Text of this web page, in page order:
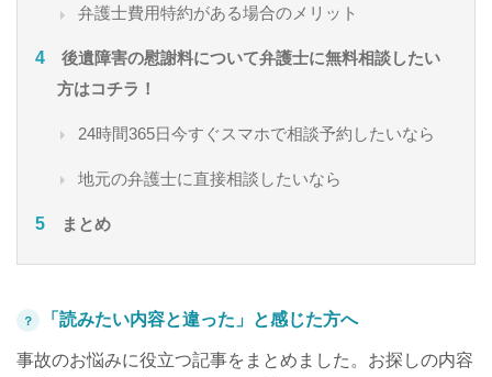
弁護士費用特約がある場合のメリット
後遺障害の慰謝料について弁護士に無料相談したい
方はコチラ！
24時間365日今すぐスマホで相談予約したいなら
地元の弁護士に直接相談したいなら
まとめ
？ 「読みたい内容と違った」と感じた方へ
事故のお悩みに役立つ記事をまとめました。お探しの内容